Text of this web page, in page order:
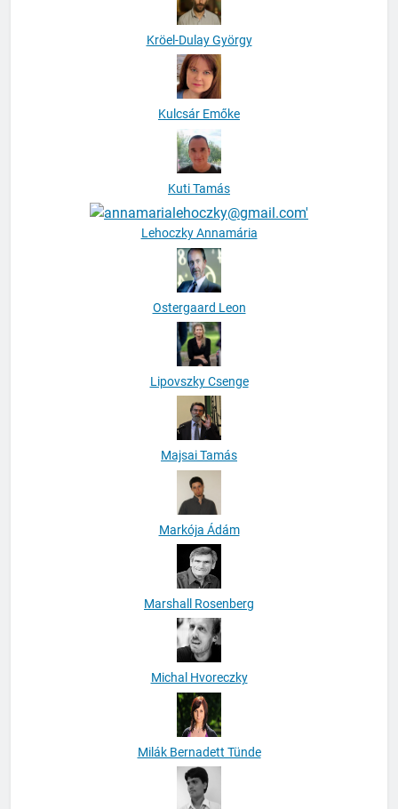
Kröel-Dulay György
Kulcsár Emőke
Kuti Tamás
Lehoczky Annamária
Ostergaard Leon
Lipovszky Csenge
Majsai Tamás
Markója Ádám
Marshall Rosenberg
Michal Hvoreczky
Milák Bernadett Tünde